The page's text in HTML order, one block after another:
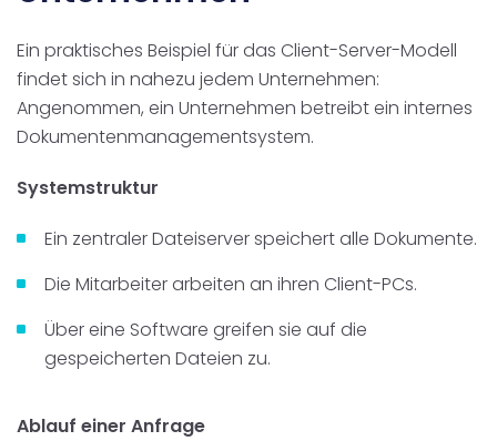
Ein praktisches Beispiel für das Client-Server-Modell
findet sich in nahezu jedem Unternehmen:
Angenommen, ein Unternehmen betreibt ein internes
Dokumentenmanagementsystem.
Systemstruktur
Ein zentraler Dateiserver speichert alle Dokumente.
Die Mitarbeiter arbeiten an ihren Client-PCs.
Über eine Software greifen sie auf die
gespeicherten Dateien zu.
Ablauf einer Anfrage